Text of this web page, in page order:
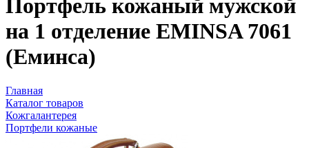
Портфель кожаный мужской
на 1 отделение EMINSA 7061
(Еминса)
Главная
Каталог товаров
Кожгалантерея
Портфели кожаные